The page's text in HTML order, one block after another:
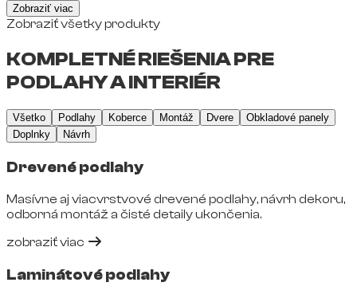
Zobraziť viac
Zobraziť všetky produkty
KOMPLETNÉ RIEŠENIA PRE
PODLAHY A INTERIÉR
Všetko Podlahy Koberce Montáž Dvere
Obkladové panely
Doplnky
Návrh
Drevené podlahy
Masívne aj viacvrstvové drevené podlahy, návrh dekoru,
odborná montáž a čisté detaily ukončenia.
zobraziť viac
Laminátové podlahy